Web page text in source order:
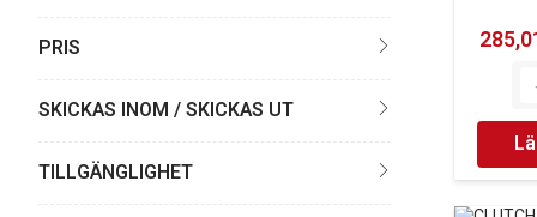
PRIS
SKICKAS INOM / SKICKAS UT
TILLGÄNGLIGHET